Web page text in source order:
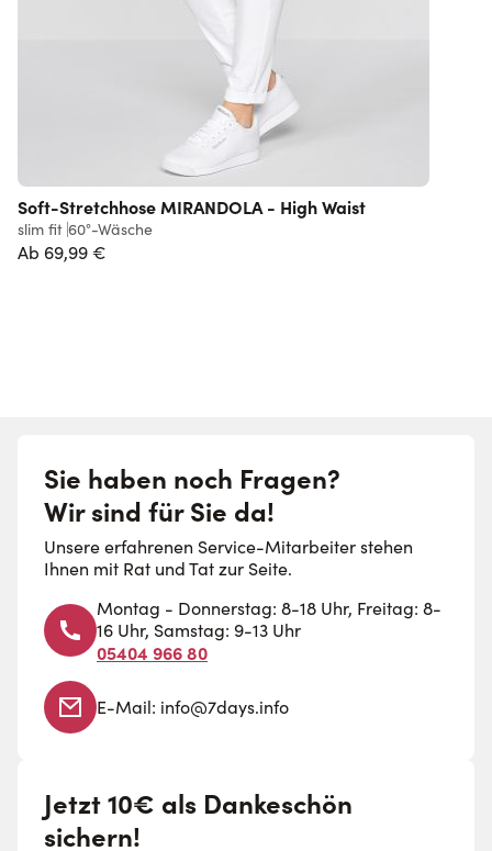
Soft-Stretchhose MIRANDOLA - High Waist
slim fit 60°-Wäsche
Ab 69,99 €
Sie haben noch Fragen?
Wir sind für Sie da!
Unsere erfahrenen Service-Mitarbeiter stehen
Ihnen mit Rat und Tat zur Seite.
Montag - Donnerstag: 8-18 Uhr, Freitag: 8-
16 Uhr, Samstag: 9-13 Uhr
05404 966 80
E-Mail: info@7days.info
Jetzt 10€ als Dankeschön
sichern!